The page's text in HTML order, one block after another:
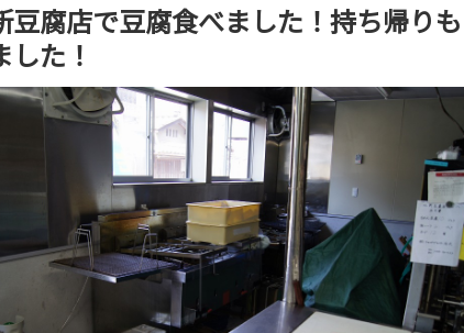
豆腐店で豆腐食べました！持ち帰りも
した！